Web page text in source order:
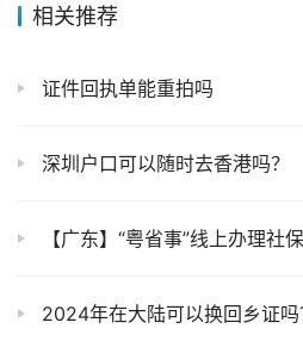
相关推荐
证件回执单能重拍吗
深圳户口可以随时去香港吗？
【广东】“粤省事”线上办理社保卡还能直接线上激活超方
2024年在大陆可以换回乡证吗